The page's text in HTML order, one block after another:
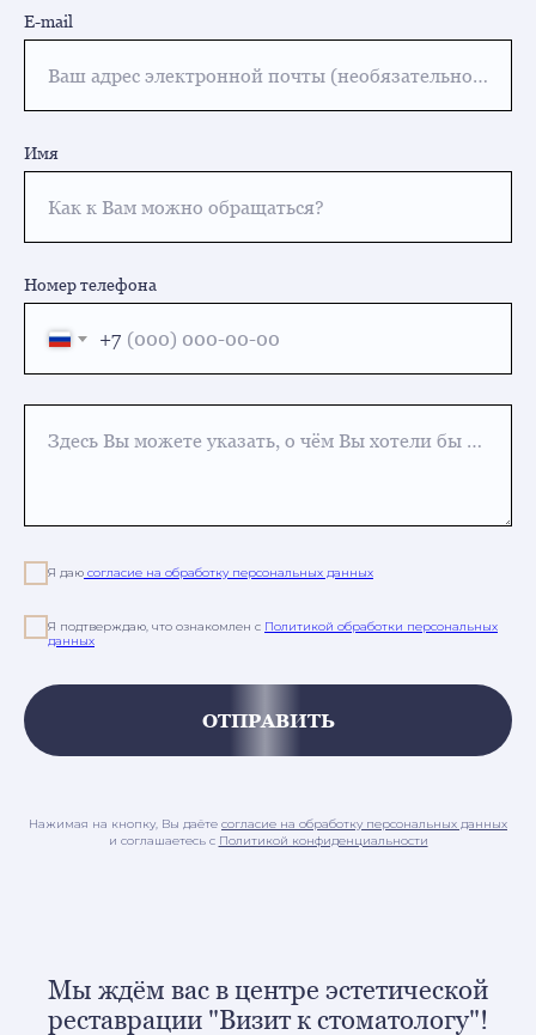
E-mail
Ваш адрес электронной почты (необязательно для заполнения)
Имя
Как к Вам можно обращаться?
Номер телефона
+7
Здесь Вы можете указать, о чём Вы хотели бы узнать или какая процедура Вас интересует
Я даю согласие на обработку персональных данных
Я подтверждаю, что ознакомлен с Политикой обработки персональных
данных
ОТПРАВИТЬ
Нажимая на кнопку, Вы даёте согласие на обработку персональных данных
и соглашаетесь c Политикой конфиденциальности
Мы ждём вас в центре эстетической
реставрации "Визит к стоматологу"!